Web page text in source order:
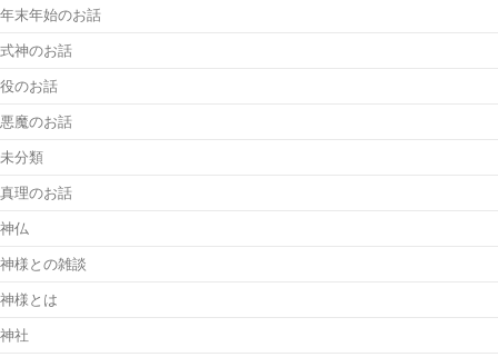
年末年始のお話
式神のお話
役のお話
悪魔のお話
未分類
真理のお話
神仏
神様との雑談
神様とは
神社